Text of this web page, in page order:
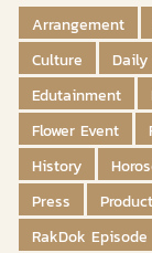
Arrangement
Culture
Daily
Edutainment
Flower Event
History
Press
Product
RakDok Episode